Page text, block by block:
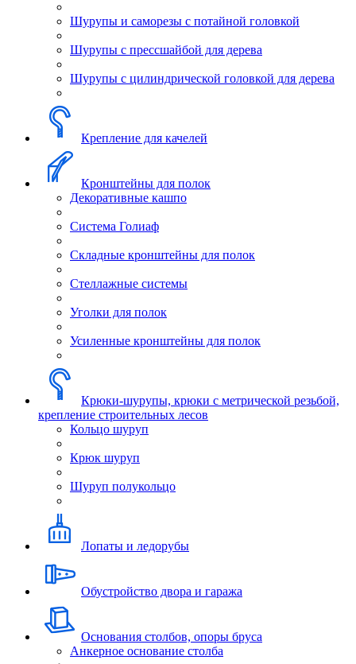
Шурупы и саморезы с потайной головкой
Шурупы с прессшайбой для дерева
Шурупы с цилиндрической головкой для дерева
Крепление для качелей
Кронштейны для полок
Декоративные кашпо
Система Голиаф
Складные кронштейны для полок
Стеллажные системы
Уголки для полок
Усиленные кронштейны для полок
Крюки-шурупы, крюки с метрической резьбой,
крепление строительных лесов
Кольцо шуруп
Крюк шуруп
Шуруп полукольцо
Лопаты и ледорубы
Обустройство двора и гаража
Основания столбов, опоры бруса
Анкерное основание столба